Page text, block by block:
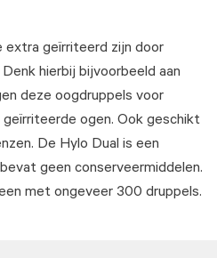
extra geïrriteerd zijn door
hierbij bijvoorbeeld aan
deze oogdruppels voor
ogen. Ook geschikt
De Hylo Dual is een
geen conserveermiddelen.
met ongeveer 300 druppels.